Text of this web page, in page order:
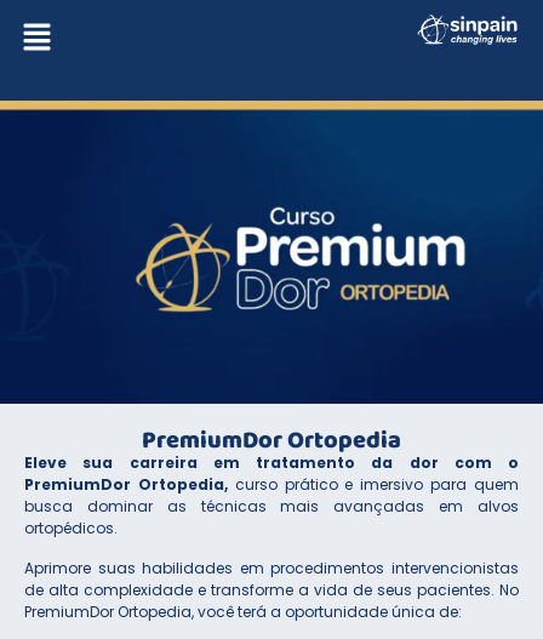
PremiumDor Ortopedia
Eleve sua carreira em tratamento da dor com o
PremiumDor Ortopedia, curso prático e imersivo para quem
busca dominar as técnicas mais avançadas em alvos
ortopédicos.
Aprimore suas habilidades em procedimentos intervencionistas
de alta complexidade e transforme a vida de seus pacientes. No
PremiumDor Ortopedia, você terá a oportunidade única de: